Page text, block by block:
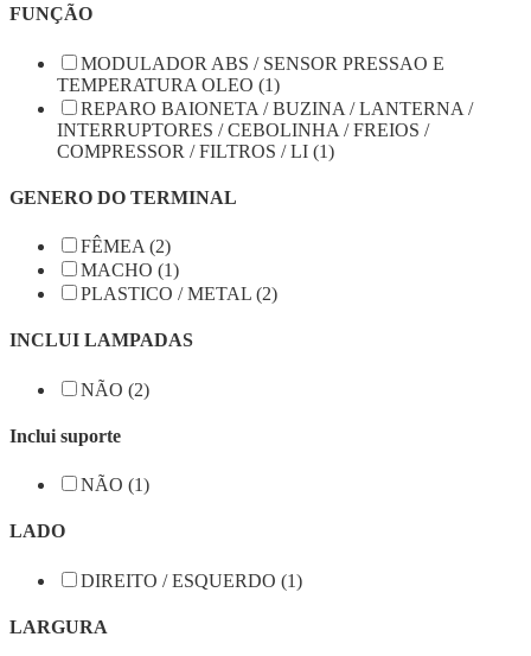
FUNÇÃO
MODULADOR ABS / SENSOR PRESSAO E
TEMPERATURA OLEO (1)
REPARO BAIONETA / BUZINA / LANTERNA /
INTERRUPTORES / CEBOLINHA / FREIOS /
COMPRESSOR / FILTROS / LI (1)
GENERO DO TERMINAL
FÊMEA (2)
MACHO (1)
PLASTICO / METAL (2)
INCLUI LAMPADAS
NÃO (2)
Inclui suporte
NÃO (1)
LADO
DIREITO / ESQUERDO (1)
LARGURA